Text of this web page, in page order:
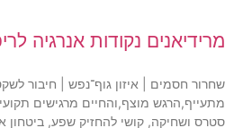
מרידיאנים נקודות אנרגיה
שחרור חסמים | איזון גוף־נפש | חיבור
מתעייף,הרגש מוצף,והחיים מרגישים
סטרס ושחיקה, קושי להחזיק שפע, ביטחון